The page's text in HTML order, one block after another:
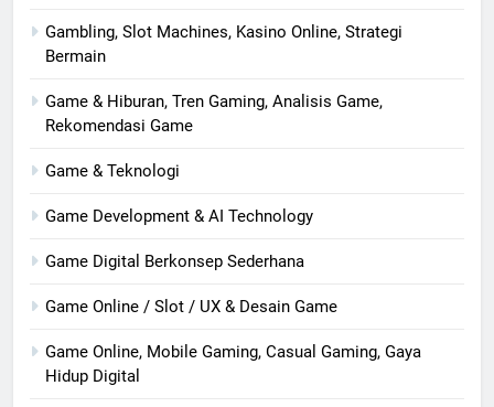
Gambling, Slot Machines, Kasino Online, Strategi
Bermain
Game & Hiburan, Tren Gaming, Analisis Game,
Rekomendasi Game
Game & Teknologi
Game Development & AI Technology
Game Digital Berkonsep Sederhana
Game Online / Slot / UX & Desain Game
Game Online, Mobile Gaming, Casual Gaming, Gaya
Hidup Digital